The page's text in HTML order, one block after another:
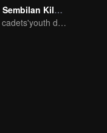
Cinta Sembilan Kilometer
Flight cadets'youth dream-driven journey